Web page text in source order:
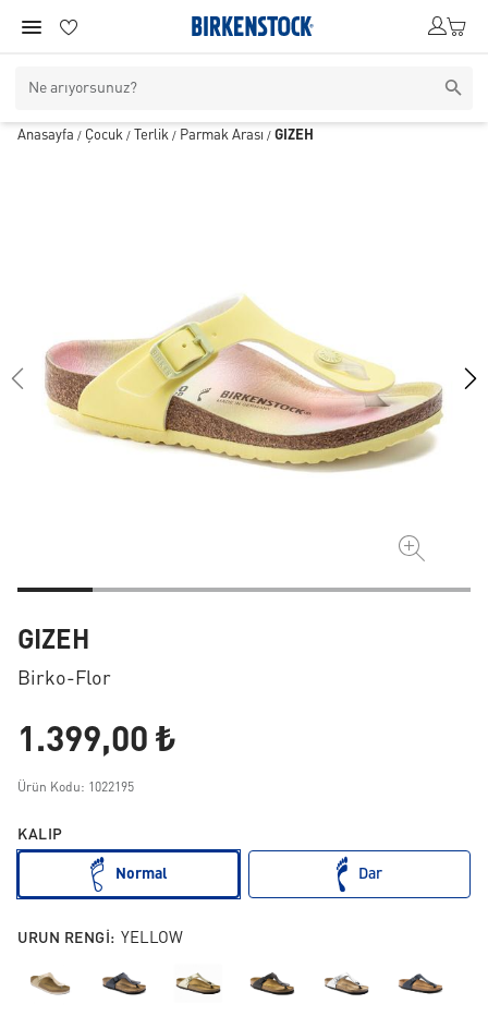
Anasayfa / Çocuk / Terlik / Parmak Arası / GIZEH
GIZEH
Birko-Flor
1.399,00 ₺
Ürün Kodu: 1022195
KALIP
Normal Dar
URUN RENGI: YELLOW